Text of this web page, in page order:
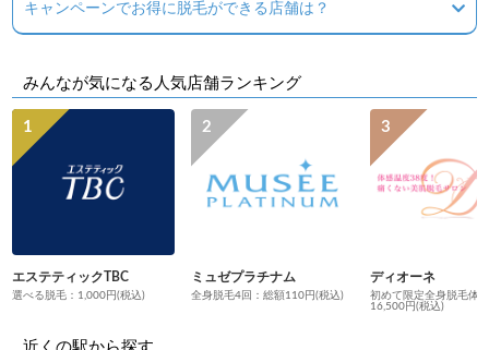
キャンペーンでお得に脱毛ができる店舗は？
みんなが気になる人気店舗ランキング
エステティックTBC
選べる脱毛：1,000円(税込)
ミュゼプラチナム
全身脱毛4回：総額110円(税込)
ディオーネ
初めて限定全身脱毛体
16,500円(税込)